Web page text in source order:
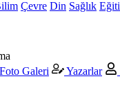
Çevre Din Sağlık
Foto Galeri Yazarlar